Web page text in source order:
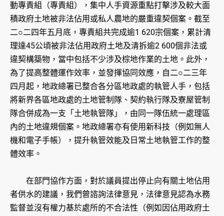
動專責組（專責組），集中人手資源重點打擊涉及較大面
積政府土地被非法佔用或私人農地的嚴重違契個案。截至
二○二四年五月底，專責組共完成逾1 620宗個案，累計清
理達45公頃被非法佔用政府土地及清拆逾2 600個非法或
違契構築物，當中包括不少涉及棕地作業的土地。此外，
為了提高整體運作效率，並發揮協同效應，自二○二三年
四月起，地政總署已整合各分區地政處的執管人手，包括
將新界各區地政處的土地管制隊、契約執行隊及寮屋管制
隊合併成為一支「土地執管隊」，由同一隊伍統一處理區
內的土地違規個案。地政總署亦有使用新科技（例如無人
機和電子手帳），提升執管效能及日常土地執管工作的整
體效率。
在部門協作方面，對於議員提出停止向有關土地佔用
者供水的建議，我們曾諮詢法律意見，法律意見認為水務
監督並沒有權力基於處所的不合法性（例如因佔用政府土